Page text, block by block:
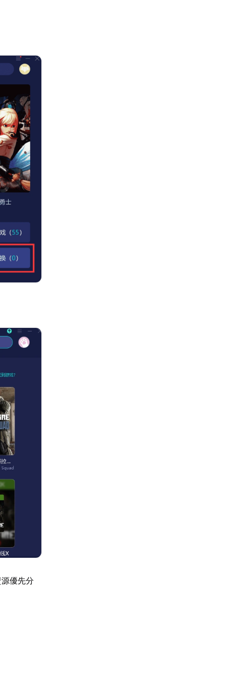
優先分